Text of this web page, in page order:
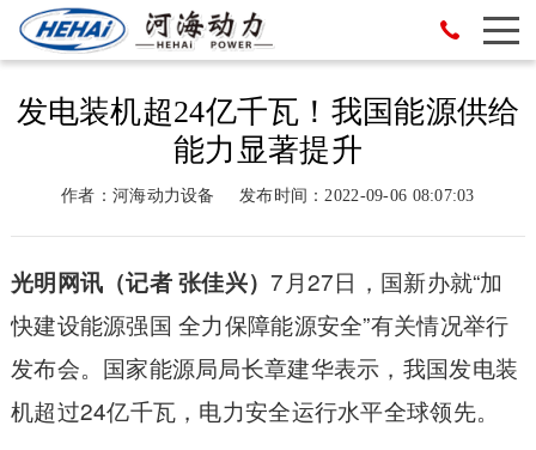
发电装机超24亿千瓦！我国能源供给
能力显著提升
作者：河海动力设备 发布时间：2022-09-06 08:07:03
光明网讯（记者 张佳兴）7月27日，国新办就“加
快建设能源强国 全力保障能源安全”有关情况举行
发布会。国家能源局局长章建华表示，我国发电装
机超过24亿千瓦，电力安全运行水平全球领先。